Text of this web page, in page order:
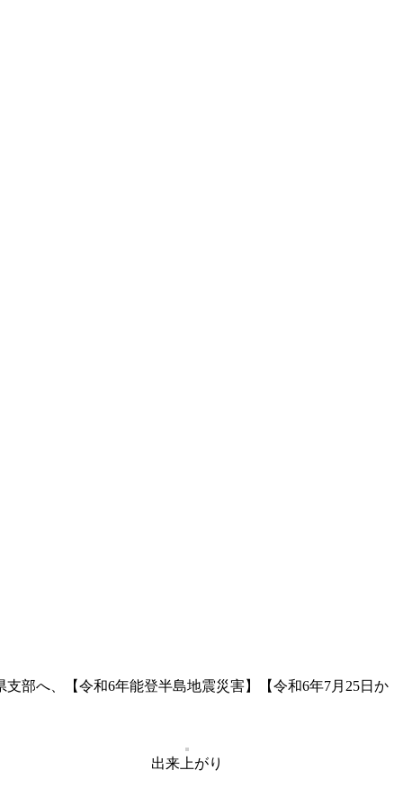
部へ、【令和6年能登半島地震災害】【令和6年7月25日か
出来上がり